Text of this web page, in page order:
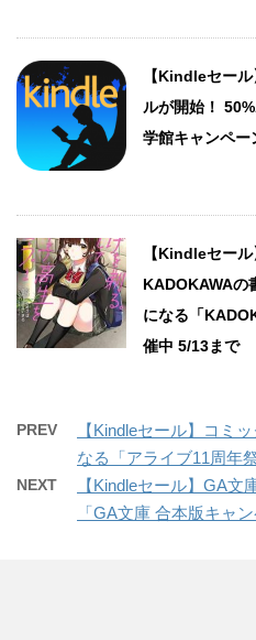
【Kindleセー
ルが開始！
学館キャンペー
【Kindleセー
KADOKAWAの
になる「
催中 5/13まで
PREV
【Kindleセール】コミ
なる「アライブ11周年
NEXT
【Kindleセール】GA文
「GA文庫 合本版キャ